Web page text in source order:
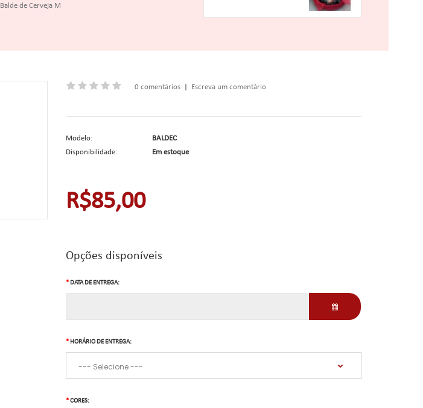
Balde de Cerveja M
0 comentários Escreva um comentário
Modelo:
BALDEC
Disponibilidade:
Em estoque
R$85,00
Opções disponíveis
DATA DE ENTREGA:
HORÁRIO DE ENTREGA:
CORES: